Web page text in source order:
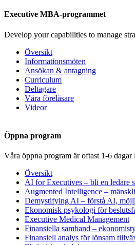
Executive MBA-programmet
Develop your capabilities to manage
Översikt
Informationsmöten
Ansökan & antagning
Curriculum
Deltagare
Våra föreläsare
Videor
Öppna program
Våra öppna program är oftast 1-6
Översikt
AI for Executives – bli en ledare
Augmented Intelligence –
Demystifying AI – förstå AI,
Ekonomisk psykologi för
Executive Medical Management
Finansiella samband –
Finansiell analys för lönsam